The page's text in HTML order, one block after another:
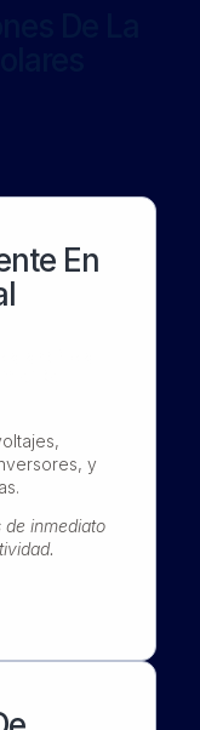
En
y
de inmediato